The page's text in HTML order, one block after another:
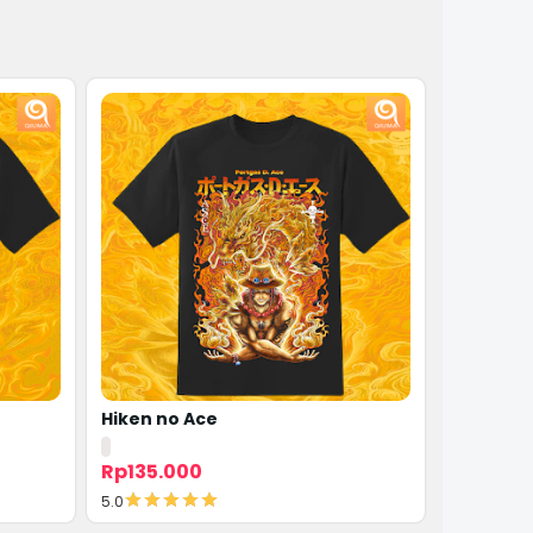
Hiken no Ace
Rp135.000
5.0